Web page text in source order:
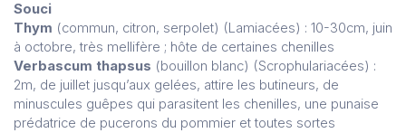
Souci
Thym (commun, citron, serpolet) (Lamiacées) : 10-30cm, juin
à octobre, très mellifère ; hôte de certaines chenilles
Verbascum thapsus (bouillon blanc) (Scrophulariacées) :
2m, de juillet jusqu’aux gelées, attire les butineurs, de
minuscules guêpes qui parasitent les chenilles, une punaise
prédatrice de pucerons du pommier et toutes sortes